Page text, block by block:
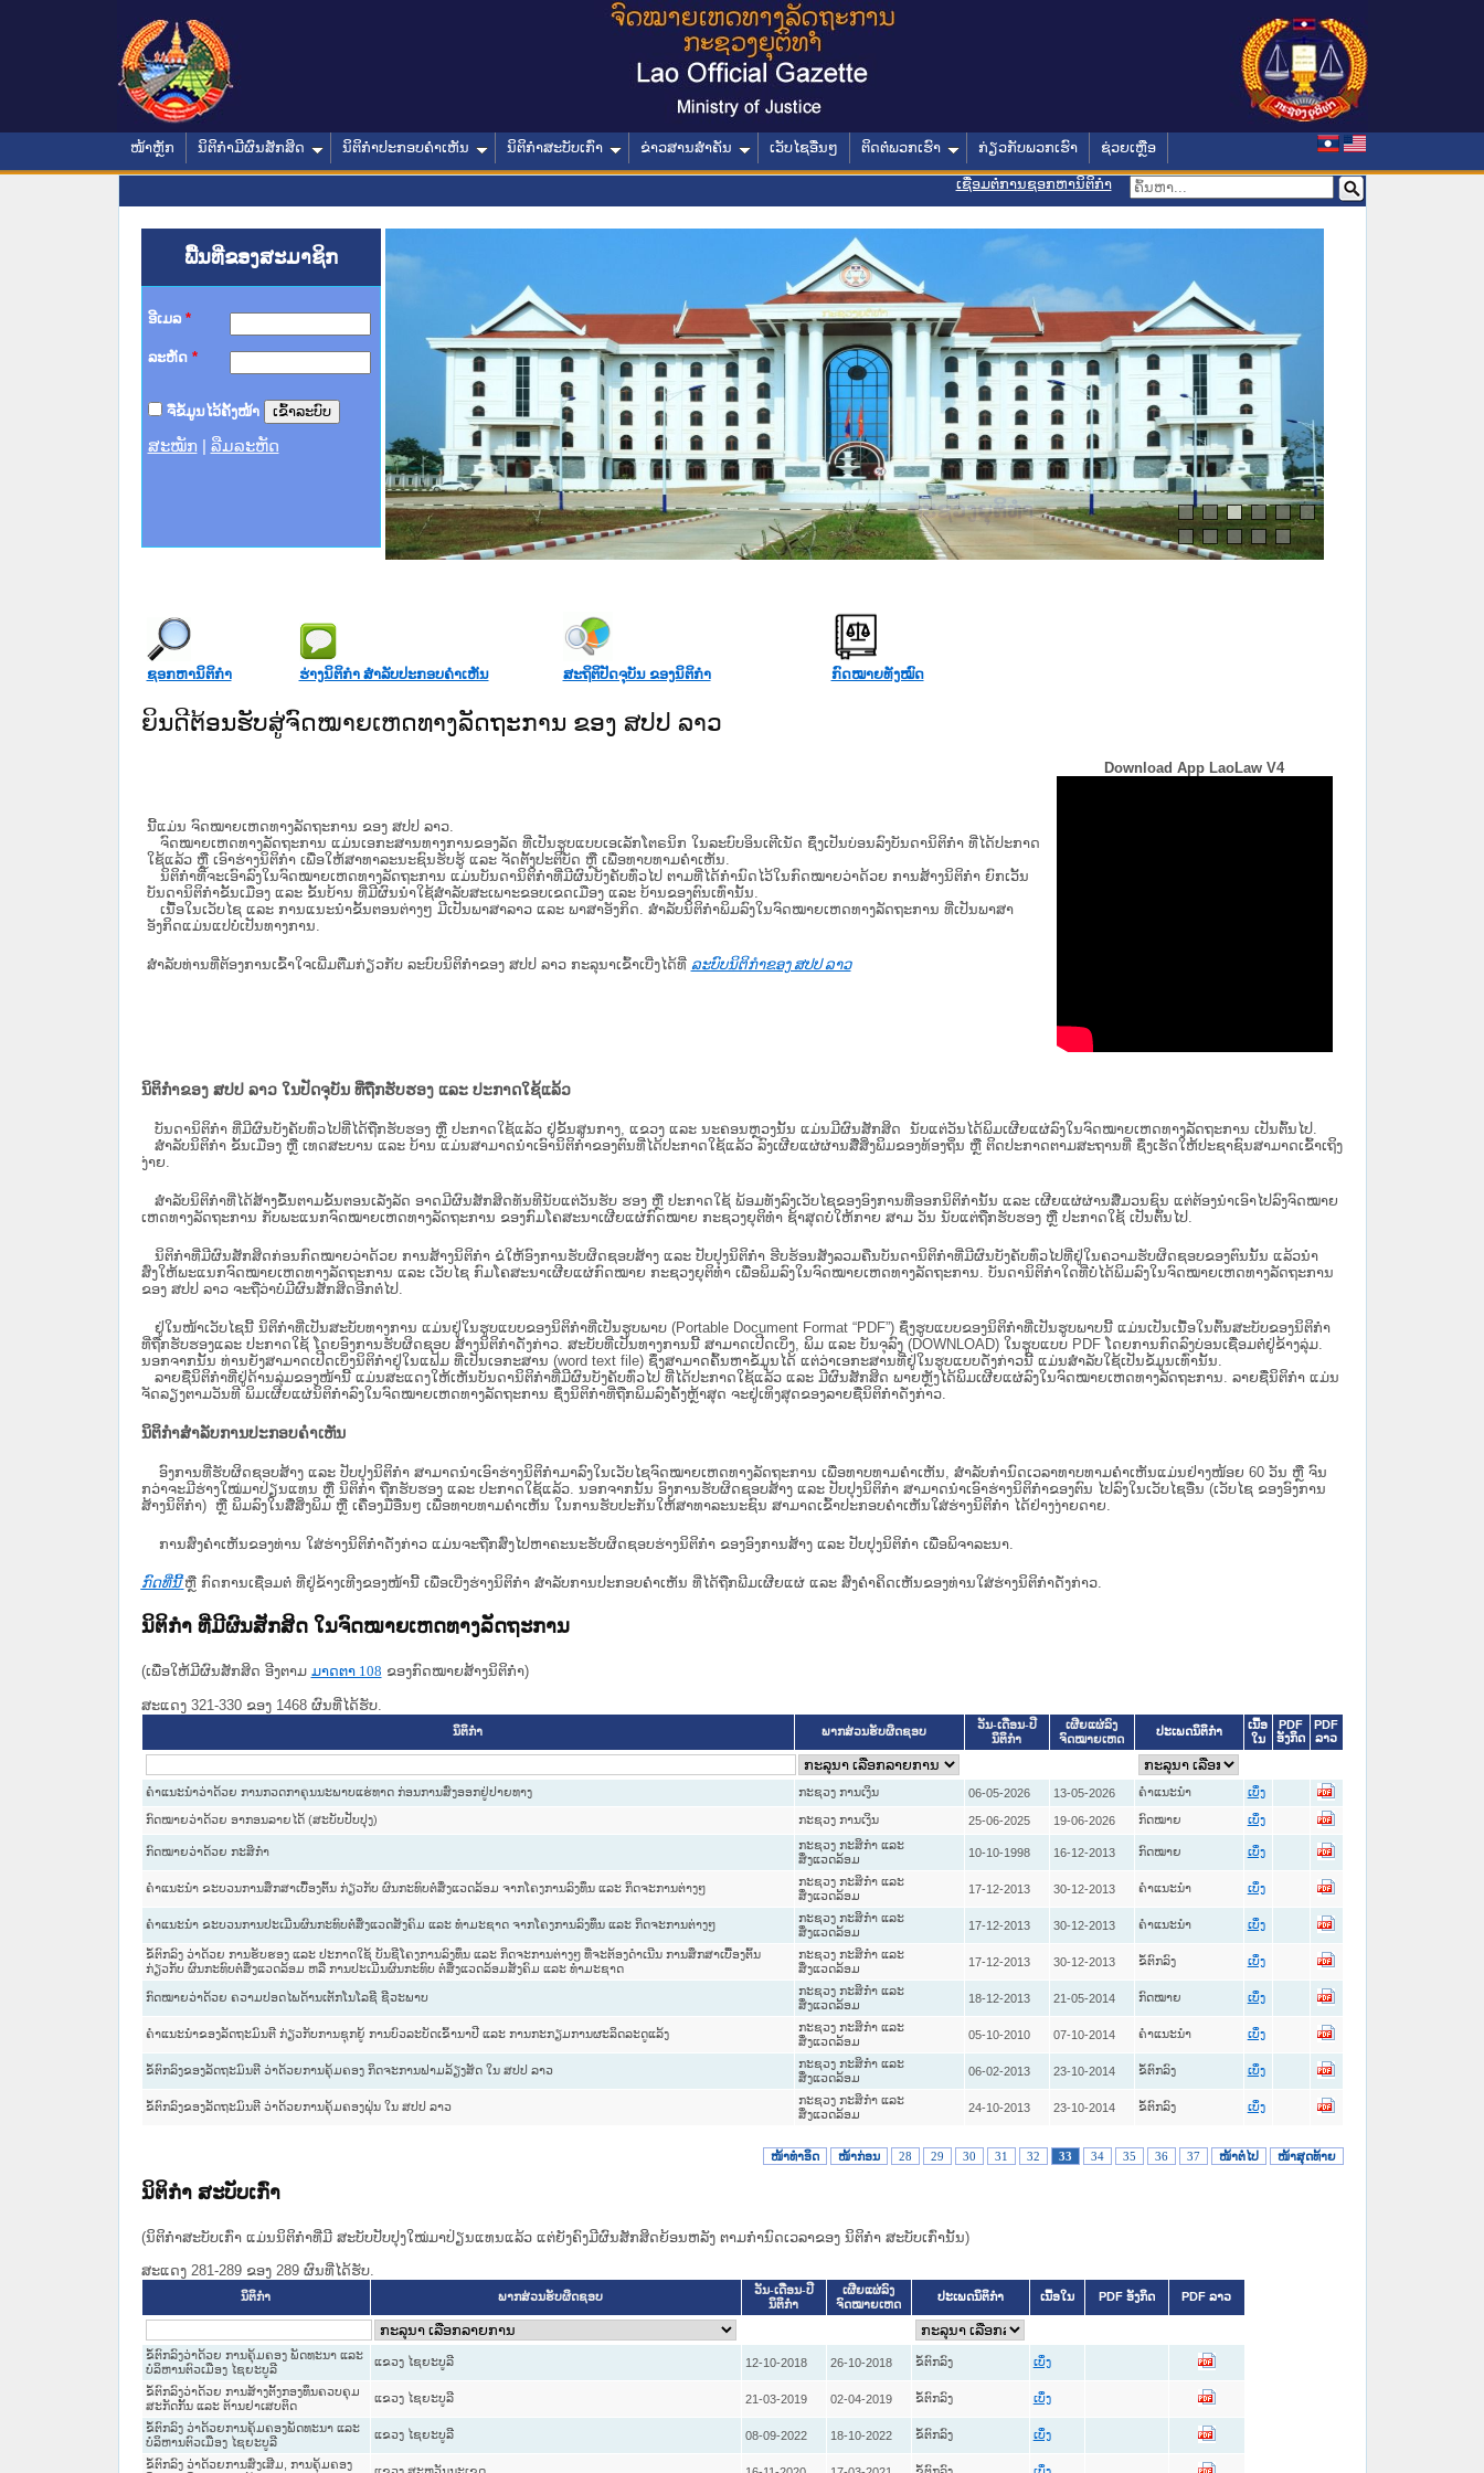
ໜ້າຫຼັກ ນິຕິກໍາມີຜົນສັກສິດ ນິຕິກໍາປະກອບຄໍາເຫັນ ນິຕິກໍາສະບັບເກົ່າ ຂ່າວສານສໍາຄັນ ເວັບໄຊອື່ນໆ ຕິດຕໍ່ພວກເຮົາ ກ່ຽວກັບພວກເຮົາ ຊ່ວຍເຫຼືອ
ເຊື່ອມຕໍ່ການຊອກຫານິຕິກຳ
ພື້ນທີ່ຂອງສະມາຊິກ
ອີເມລ *
ລະຫັດ *
ຈື່ຂໍ້ມູນໄວ້ຄັ້ງໜ້າ
ສະໝັກ ລືມລະຫັດ
ສະຖາບັນຍຸຕິທຳແຫ່ງຊາດ
ກະຊວງຍຸຕິທຳ
ທາງລັດຖະການ
ສຳລັບ ພາກກາງ
ສຳລັບ ພາກໃຕ້
ວິທະຍາຄານຕຳຫຼວດປະຊາຊົນ
ວິທະຍາຄານສັນຕິບານປະຊາຊົນ
າຍເຫດທາງລັດຖະການໃຫ້ຜູ້ປະສານງານ
ຂັ້ນແຂວງພາກເໜືອ
ານສະພາປະຊາຊົນ ພາກກາງ
ຊອກຫານິຕິກໍາ ຮ່າງນິຕິກໍາ ສໍາລັບປະກອບຄໍາເຫັນ ສະຖິຕິປັດຈຸບັນ ຂອງນິຕິກໍາ ກົດໝາຍທັງໝົດ
ຍິນດີຕ້ອນຮັບສູ່ຈົດໝາຍເຫດທາງລັດຖະການ ຂອງ ສປປ ລາວ
ນີ້ແມ່ນ ຈົດໝາຍເຫດທາງລັດຖະການ ຂອງ ສປປ ລາວ.
ຈົດໝາຍເຫດທາງລັດຖະການ ແມ່ນ​ເອ​ກະ​ສານ​ທາງ​ການ​ຂອງ​ລັດ ທີ່​ເປັນ​ຮູບ​ແບບ​ເອ​ເລັກ​ໂຕ​ຣ​ນິກ ໃນ​ລະ​ບົບ​ອິນ​ເຕີ​ເນັດ ຊຶ່ງ​ເປັນ​ບ່ອນ​ລົງ​ບັນ​ດາ​ນິ​ຕິ​ກຳ ທີ່ໄດ້ປະກາດ
ໃຊ້ແລ້ວ ຫຼື ເອົາຮ່າງນິຕິກໍາ ເພື່ອໃຫ້​ສາ​ທາ​ລະ​ນະ​ຊົນ​ຮັບ​ຮູ້ ແລະ ຈັດ​ຕັ້ງ​ປະ​ຕິ​ບັດ ຫຼື ເພື່ອທາບທາມຄໍາເຫັນ.
ນິ​ຕິ​ກຳ​ທີ່​ຈະ​ເອົາ​ລົງ​ໃນ​ຈົດ​ໝາຍ​ເຫດ​ທາງ​ລັດ​ຖະ​ການ ​ແມ່ນ​ບັນ​ດາ​ນິ​ຕິ​ກຳ​ທີ່​ມີ​ຜົນ​ບັງ​ຄັບ​ທົ່ວ​ໄປ ຕາມ​ທີ່​ໄດ້​ກຳ​ນົດ​ໄວ້​ໃນ​ກົດ​ໝາຍ​ວ່າ​ດ້ວຍ​ ການ​ສ້າງ​ນິ​ຕິ​ກຳ ຍົກ​ເວັ້ນ​
ບັນ​ດານິ​ຕິ​ກຳ​ຂັ້ນ​ເມືອງ ແລະ ຂັ້ນ​ບ້ານ ​ທີ່​ມີ​ຜົນ​ນຳ​ໃຊ້​ສຳ​ລັບ​ສະ​ເພາະ​ຂອບ​ເຂດ​ເມືອງ ແລະ ບ້ານ​ຂອງ​ຕົນ​ເທົ່າ​ນັ້ນ.
ເນື້ອໃນ​ເວັບ​ໄຊ​ ແລະ ການແນະນໍາຂັ້ນຕອນຕ່າງໆ ມີເປັນພາສາລາວ ແລະ ພາສາອັງກິດ. ສໍາລັບນິຕິກຳພິມລົງໃນຈົດໝາຍເຫດທາງລັດຖະການ ທີ່ເປັນພາສາ
ອັງກິດແມ່ນແປບໍ່ເປັນທາງການ.
ສໍາລັບທ່ານທີ່ຕ້ອງການເຂົ້າໃຈເພີ່ມຕື່ມກ່ຽວກັບ ລະບົບນິຕິກຳຂອງ ສປປ ລາວ ກະລຸນາເຂົ້າເບີ່ງໄດ້ທີ່ ລະບົບນິຕິກຳຂອງ ສປປ ລາວ
Download App LaoLaw V4
ນິຕິກຳຂອງ ສປປ ລາວ ໃນປັດຈຸບັນ ທີ່ຖືກ​ຮັບ​ຮອງ ແລະ ປະກາດໃຊ້ແລ້ວ
ບັນດານິຕິກໍາ ທີ່ມີຜົນບັງຄັບທົ່ວໄປທີ່ໄດ້ຖືກ​ຮັບ​ຮອງ ຫຼື ປະກາດໃຊ້ແລ້ວ ຢູ່ຂັ້ນ​ສູນ​ກາງ, ແຂວງ ແລະ ນະຄອນຫຼວງນັ້ນ ແມ່ນມີຜົນສັກສິດ ນັບ​ແຕ່​ວັນໄດ້ພິມເຜີຍແຜ່ລົງໃນຈົດໝາຍເຫດທາງລັດຖະການ ເປັນ​ຕົ້ນ​ໄປ.
ສຳລັບນິ​ຕິ​ກຳ ຂັ້ນເມືອງ ຫຼື ເທດ​ສະ​ບານ ແລະ ບ້ານ ແມ່ນສາມາດນຳເອົານິຕິກຳຂອງຕົນທີ່ໄດ້ປະກາດໃຊ້ແລ້ວ ລົງ​ເຜີຍແຜ່​ຜ່ານ​ສື່ສິ່ງພິມຂອງທ້ອງຖິ່ນ ຫຼື ຕິດປະກາດຕາມສະຖານທີ່ ຊຶ່ງເຮັດໃຫ້ປະຊາຊົນສາມາດເຂົ້າເຖິງ
ງ່າຍ.
ສໍາລັບນິຕິກໍາທີ່ໄດ້ສ້າງຂຶ້ນຕາມຂັ້ນຕອນເລັ່ງລັດ ອາດມີຜົນສັກສິດທັນທີນັບແຕ່ວັນຮັບ ຮອງ ຫຼື ປະກາດໃຊ້ ພ້ອມທັງລົງເວັບໄຊຂອງອົງການທີ່ອອກນິຕິກໍານັ້ນ ແລະ ເຜີຍແຜ່ຜ່ານສື່ມວນຊົນ ແຕ່ຕ້ອງນໍາເອົາໄປລົງຈົດໝາຍ
ເຫດທາງລັດຖະການ ກັບ​ພະແນກຈົດ​ໝາຍ​ເຫດ​ທາງ​ລັດ​ຖະ​ການ​ ຂອງກົມໂຄສະນາເຜີຍແຜ່ກົດໝາຍ ກະຊວງຍຸຕິທໍາ ຊ້າສຸດບໍ່ໃຫ້ກາຍ ສາມ ວັນ ນັບແຕ່ຖືກຮັບຮອງ ຫຼື ປະກາດໃຊ້ ເປັນຕົ້ນໄປ.
ນິ​ຕິ​ກຳ​ທີ່​ມີ​ຜົນ​ສັກ​ສິດ​ກ່ອນ​ກົດ​ໝາຍ​ວ່າ​ດ້ວຍ​ ການ​ສ້າງ​ນິ​ຕິ​ກຳ ຂໍໃຫ້ອົງ​ການ​ຮັບ​ຜິດ​ຊອບ​ສ້າງ ແລະ ປັບ​ປຸງນິ​ຕິ​ກຳ ຮີບຮ້ອນສັງລວມຄືນບັນດານິຕິກໍາທີ່ມີຜົນບັງຄັບທົ່ວໄປທີ່ຢູ່ໃນຄວາມຮັບຜິດຊອບຂອງຕົນນັ້ນ ແລ້ວນໍາ
ສົ່ງໃຫ້​ພະແນກຈົດ​ໝາຍ​ເຫດ​ທາງ​ລັດ​ຖະ​ການ ແລະ ເວັບໄຊ​ ກົມໂຄສະນາເຜີຍແຜ່ກົດໝາຍ ກະຊວງຍຸຕິທໍາ ເພື່ອພິມລົງໃນຈົດໝາຍເຫດທາງລັດຖະການ. ບັນ​ດາ​ນິ​ຕິ​ກຳ​ໃດ​ທີ່ບໍ່​ໄດ້​ພິມ​ລົງ​ໃນ​ຈົດ​ໝາຍ​ເຫດ​ທາງ​ລັດ​ຖະ​ການ
ຂອງ ສປ​ປ ລາວ ​ຈະຖື​ວ່າບໍ່​ມີ​ຜົນ​ສັກ​ສິດ​ອີກ​ຕໍ່​ໄປ.
ຢູ່ໃນໜ້າ​ເວັບ​ໄຊ​ນີ້ ນິຕິກຳທີ່ເປັນສະບັບທາງການ ແມ່ນຢູ່ໃນຮູບແບບຂອງນິຕິກໍາທີ່ເປັນຮູບພາບ (Portable Document Format “PDF”) ຊຶ່ງຮູບແບບຂອງນິຕິກໍາທີ່ເປັນຮູບພາບນີ້ ແມ່ນເປັນເນື້ອໃນຕົ້ນສະບັບຂອງນິຕິກໍາ
ທີ່ຖືກຮັບຮອງແລະ ປະກາດໃຊ້ ໂດຍອົງການຮັບຜິດຊອບ ສ້າງນິຕິກຳດັ່ງກ່າວ. ສະບັບທີ່ເປັນທາງການນີ້ ສາມາດເປີດເບິ່ງ, ພິມ ແລະ ບັນຈຸລົງ (DOWNLOAD) ໃນຮູບແບບ PDF ໂດຍການກົດລົງບ່ອນເຊື່ອມຕໍ່ຢູ່ຂ້າງລຸ່ມ.
ນອກຈາກນັ້ນ ທ່ານຍັງສາມາດເປີດເບິ່ງນິຕິກຳຢູ່ໃນແຟ້ມ ທີ່ເປັນເອກະສານ (word text file) ຊຶ່ງສາມາດຄົ້ນຫາຂໍ້ມູນໄດ້ ແຕ່ວ່າເອກະສານທີ່ຢູ່ໃນຮູບແບບດັ່ງກ່າວນີ້ ແມ່ນສຳລັບໃຊ້ເປັນຂໍ້ມູນເທົ່ານັ້ນ.
ລາຍຊື່ນິຕິກຳທີ່ຢູ່ດ້ານລຸ່ມຂອງໜ້ານີ້ ແມ່ນສະແດງໃຫ້ເຫັນບັນດານິຕິກຳທີ່ມີຜົນບັງຄັບທົ່ວໄປ ທີ່ໄດ້ປະກາດໃຊ້ແລ້ວ ແລະ ມີຜົນສັກສິດ ພາຍຫຼັງໄດ້ພິມເຜີຍແຜ່ລົງໃນຈົດໝາຍເຫດທາງລັດຖະການ. ລາຍຊື່ນິຕິກຳ ແມ່ນ
ຈັດລຽງຕາມວັນທີ ພິມເຜີຍແຜ່ນິຕິກຳລົງໃນຈົດໝາຍເຫດທາງລັດຖະການ ຊຶ່ງນິຕິກຳທີ່ຖືກພິມລົງຄັ້ງຫຼ້າສຸດ ຈະຢູ່ເທິງສຸດຂອງລາຍຊື່ນິຕິກໍາດັ່ງກ່າວ.
ນິຕິກຳສຳລັບການປະກອບຄຳເຫັນ
ອົງການທີ່ຮັບຜິດຊອບສ້າງ ແລະ ປັບປຸງນິຕິກຳ ສາມາດນຳເອົາຮ່າງນິຕິກຳມາລົງໃນ​ເວັບ​ໄຊຈົດໝາຍເຫດທາງລັດຖະການ ເພື່ອທາບທາມຄຳເຫັນ, ສໍາລັບກໍານົດເວລາທາບທາມຄໍາເຫັນແມ່ນຢ່າງໜ້ອຍ 60 ວັນ ຫຼື ຈົນ
ກວ່າຈະມີຮ່າງໃໝ່ມາປ່ຽນແທນ ຫຼື ນິຕິກໍາ ຖືກຮັບຮອງ ແລະ ປະກາດໃຊ້ແລ້ວ. ນອກຈາກນັ້ນ ອົງການຮັບຜິດຊອບສ້າງ ແລະ ປັບປຸງນິຕິກໍາ ສາມາດນຳເອົາຮ່າງນິຕິກຳຂອງຕົນ ໄປລົງໃນ​ເວັບ​ໄຊ​ອື່ນ (ເວັບ​ໄຊ​ ຂອງອົງການ
ສ້າງນິຕິກຳ) ຫຼື ພິມລົງໃນສື່ສິ່ງພິມ ຫຼື ເຄື່ອງມືອື່ນໆ ເພື່ອທາບທາມຄໍາເຫັນ ໃນການຮັບປະກັນໃຫ້ສາທາລະນະຊົນ ສາມາດເຂົ້າປະກອບຄໍາເຫັນໃສ່ຮ່າງນິຕິກຳ ໄດ້ຢ່າງງ່າຍດາຍ.
ການສົ່ງຄໍາເຫັນຂອງທ່ານ ໃສ່ຮ່າງນິຕິກຳດັ່ງກ່າວ ແມ່ນຈະຖືກສົ່ງໄປຫາຄະນະຮັບຜິດຊອບຮ່າງນິຕິກຳ ຂອງອົງການສ້າງ ແລະ ປັບປຸງນິຕິກຳ ເພື່ອພິຈາລະນາ.
ກົດທີ່ນີ້ ຫຼື ກົດການເຊື່ອມຕໍ່ ທີ່ຢູ່ຂ້າງເທີງຂອງໜ້ານີ້ ເພື່ອເບີ່ງຮ່າງນິຕິກໍາ ສໍາລັບການປະກອບຄຳເຫັນ ທີ່ໄດ້ຖືກພີມເຜີຍແຜ່ ແລະ ສົ່ງຄຳຄິດເຫັນຂອງທ່ານໃສ່ຮ່າງນິຕິກຳດັ່ງກ່າວ.
ນິຕິກໍາ ທີ່ມີຜົນສັກສິດ ໃນຈົດໝາຍເຫດທາງລັດຖະການ
(ເພື່ອໃຫ້ມີຜົນສັກສິດ ອີງຕາມ ມາດ​ຕາ 108 ຂອງກົດໝາຍສ້າງນິຕິກໍາ)
ສະແດງ 321-330 ຂອງ 1468 ຜົນທີ່ໄດ້ຮັບ.
ນິຕິກໍາ ພາກສ່ວນຮັບຜິດຊອບ
ວັນ-ເດືອນ-ປີ
ນິຕິກໍາ
ເຜີຍແຜ່ລົງ
ຈົດໝາຍເຫດ
ປະເພດນິຕິກຳ
ເນື້ອ
ໃນ
PDF
ອັງກິດ
PDF
ລາວ
ຄຳແນະນຳວ່າດ້ວຍ ການກວດກາຄຸນນະພາບແຮ່ທາດ ກ່ອນການສົ່ງອອກຢູ່ປາຍທາງ ກະຊວງ ການເງິນ 06-05-2026 13-05-2026 ຄໍາແນະນໍາ ເບິ່ງ
ກົດໝາຍວ່າດ້ວຍ ອາກອນລາຍໄດ້ (ສະບັບປັບປຸງ) ກະຊວງ ການເງິນ 25-06-2025 19-06-2026 ກົດໝາຍ ເບິ່ງ
ກົດໝາຍວ່າດ້ວຍ ກະສິກຳ
ກະຊວງ ກະສິກຳ ແລະ
ສິ່ງແວດລ້ອມ
10-10-1998 16-12-2013 ກົດໝາຍ ເບິ່ງ
ຄຳແນະນຳ ຂະບວນການສຶກສາເບື້ອງຕົ້ນ ກ່ຽວກັບ ຜົນກະທົບຕໍ່ສິ່ງແວດລ້ອມ ຈາກໂຄງການລົງທຶນ ແລະ ກິດຈະການຕ່າງໆ
ກະຊວງ ກະສິກຳ ແລະ
ສິ່ງແວດລ້ອມ
17-12-2013 30-12-2013 ຄໍາແນະນໍາ ເບິ່ງ
ຄຳແນະນຳ ຂະບວນການປະເມີນຜົນກະທົບຕໍ່ສິ່ງແວດສັງຄົມ ແລະ ທຳມະຊາດ ຈາກໂຄງການລົງທຶນ ແລະ ກິດຈະການຕ່າງໆ
ກະຊວງ ກະສິກຳ ແລະ
ສິ່ງແວດລ້ອມ
17-12-2013 30-12-2013 ຄໍາແນະນໍາ ເບິ່ງ
ຂໍ້ຕົກລົງ ວ່າດ້ວຍ ການຮັບຮອງ ແລະ ປະກາດໃຊ້ ບັນຊີໂຄງການລົງທຶນ ແລະ ກິດຈະການຕ່າງໆ ທີ່ຈະຕ້ອງດຳເນີນ ການສຶກສາເບື້ອງຕົ້ນ
ກ່ຽວກັບ ຜົນກະທົບຕໍ່ສິ່ງແວດລ້ອມ ຫລື ການປະເມີນຜົນກະທົບ ຕໍ່ສິ່ງແວດລ້ອມສັງຄົມ ແລະ ທຳມະຊາດ
ກະຊວງ ກະສິກຳ ແລະ
ສິ່ງແວດລ້ອມ
17-12-2013 30-12-2013 ຂໍ້ຕົກລົງ ເບິ່ງ
ກົດໝາຍວ່າດ້ວຍ ຄວາມປອດໄພດ້ານເຕັກໂນໂລຊີ ຊີວະພາບ
ກະຊວງ ກະສິກຳ ແລະ
ສິ່ງແວດລ້ອມ
18-12-2013 21-05-2014 ກົດໝາຍ ເບິ່ງ
ຄໍາແນະນໍາຂອງລັດຖະມົນຕີ ກ່ຽວກັບການຊຸກຍູ້ ການບົວລະບັດເຂົ້ານາປີ ແລະ ການກະກຽມການຜະລິດລະດູແລ້ງ
ກະຊວງ ກະສິກຳ ແລະ
ສິ່ງແວດລ້ອມ
05-10-2010 07-10-2014 ຄໍາແນະນໍາ ເບິ່ງ
ຂໍ້ຕົກລົງຂອງລັດຖະມົນຕີ ວ່າດ້ວຍການຄຸ້ມຄອງ ກິດຈະການຟາມລ້ຽງສັດ ໃນ ສປປ ລາວ
ກະຊວງ ກະສິກຳ ແລະ
ສິ່ງແວດລ້ອມ
06-02-2013 23-10-2014 ຂໍ້ຕົກລົງ ເບິ່ງ
ຂໍ້ຕົກລົງຂອງລັດຖະມົນຕີ ວ່າດ້ວຍການຄຸ້ມຄອງຝຸ່ນ ໃນ ສປປ ລາວ
ກະຊວງ ກະສິກຳ ແລະ
ສິ່ງແວດລ້ອມ
24-10-2013 23-10-2014 ຂໍ້ຕົກລົງ ເບິ່ງ
ໜ້າທໍາອິດ ໜ້າກ່ອນ 28 29 30 31 32 33 34 35 36 37 ໜ້າຕໍ່ໄປ ໜ້າສຸດທ້າຍ
ນິຕິກໍາ ສະບັບເກົ່າ
(ນິຕິກໍາສະບັບເກົ່າ ແມ່ນນິຕິກໍາທີ່ມີ ສະບັບປັບປຸງໃໝ່ມາປ່ຽນແທນແລ້ວ ແຕ່ຍັງຄົງມີຜົນສັກສິດຍ້ອນຫລັງ ຕາມກໍານົດເວລາຂອງ ນິຕິກໍາ ສະບັບເກົ່ານັ້ນ)
ສະແດງ 281-289 ຂອງ 289 ຜົນທີ່ໄດ້ຮັບ.
ນິຕິກໍາ ພາກສ່ວນຮັບຜິດຊອບ
ວັນ-ເດືອນ-ປີ
ນິຕິກໍາ
ເຜີຍແຜ່ລົງ
ຈົດໝາຍເຫດ
ປະເພດນິຕິກຳ ເນື້ອໃນ PDF ອັງກິດ PDF ລາວ
ຂໍ້ຕົກລົງວ່າດ້ວຍ ການຄຸ້ມຄອງ ພັດທະນາ ແລະ
ບໍລິຫານຕົວເມືອງ ໄຊຍະບູລີ
ແຂວງ ໄຊຍະບູລີ 12-10-2018 26-10-2018 ຂໍ້ຕົກລົງ ເບິ່ງ
ຂໍ້ຕົກລົງວ່າດ້ວຍ ການສ້າງຕັ້ງກອງທຶນຄວບຄຸມ
ສະກັດກັ້ນ ແລະ ຕ້ານຢາເສບຕິດ
ແຂວງ ໄຊຍະບູລີ 21-03-2019 02-04-2019 ຂໍ້ຕົກລົງ ເບິ່ງ
ຂໍ້ຕົກລົງ ວ່າດ້ວຍການຄຸ້ມຄອງພັດທະນາ ແລະ
ບໍລິຫານຕົວເມືອງ ໄຊຍະບູລີ
ແຂວງ ໄຊຍະບູລີ 08-09-2022 18-10-2022 ຂໍ້ຕົກລົງ ເບິ່ງ
ຂໍ້ຕົກລົງ ວ່າດ້ວຍການສົ່ງເສີມ, ການຄຸ້ມຄອງ